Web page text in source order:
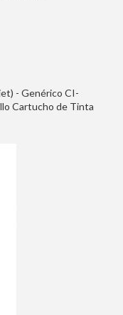
- Genérico CI-
Cartucho de Tinta